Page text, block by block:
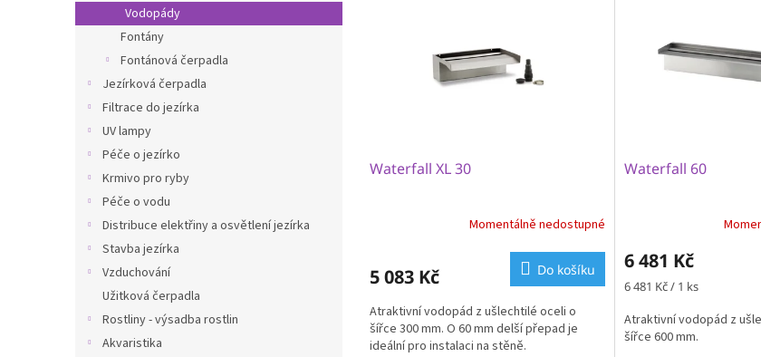
Vodopády
Fontány
Fontánová čerpadla
Jezírková čerpadla
Filtrace do jezírka
UV lampy
Péče o jezírko
Krmivo pro ryby
Péče o vodu
Distribuce elektřiny a osvětlení jezírka
Stavba jezírka
Vzduchování
Užitková čerpadla
Rostliny - výsadba rostlin
Akvaristika
Waterfall XL 30
Momentálně nedostupné
5 083 Kč Do košíku
Atraktivní vodopád z ušlechtilé oceli o
šířce 300 mm. O 60 mm delší přepad je
ideální pro instalaci na stěně.
Waterfall 60
6 481 Kč
Měrná
6 481 Kč / 1 ks
Atraktivní vodopád z
šířce 600 mm.